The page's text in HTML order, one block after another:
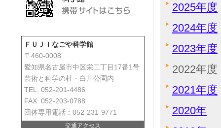
2025年度
2024年度
2023年度
2022年度
2021年度
2020年
ＦＵＪＩなごや科学館
〒460-0008
愛知県名古屋市中区栄二丁目17番1号
芸術と科学の杜・白川公園内
TEL: 052-201-4486
FAX: 052-203-0788
団体専用電話：052-231-9771
交通アクセス